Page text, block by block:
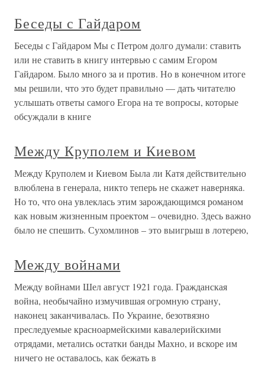
Беседы с Гайдаром
Беседы с Гайдаром Мы с Петром долго думали: ставить
или не ставить в книгу интервью с самим Егором
Гайдаром. Было много за и против. Но в конечном итоге
мы решили, что это будет правильно — дать читателю
услышать ответы самого Егора на те вопросы, которые
обсуждали в книге
Между Круполем и Киевом
Между Круполем и Киевом Была ли Катя действительно
влюблена в генерала, никто теперь не скажет наверняка.
Но то, что она увлеклась этим зарождающимся романом
как новым жизненным проектом – очевидно. Здесь важно
было не спешить. Сухомлинов – это выигрыш в лотерею,
Между войнами
Между войнами Шел август 1921 года. Гражданская
война, необычайно измучившая огромную страну,
наконец заканчивалась. По Украине, безотвязно
преследуемые красноармейскими кавалерийскими
отрядами, метались остатки банды Махно, и вскоре им
ничего не оставалось, как бежать в